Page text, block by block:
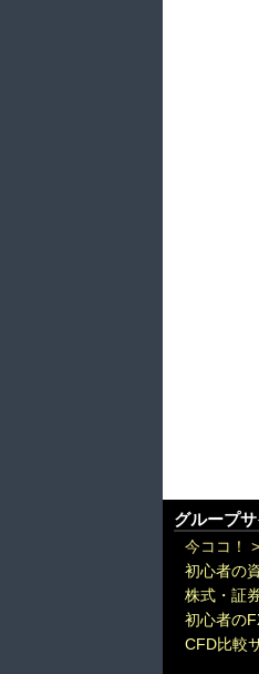
グループサ
今ココ！
初心者の
株式・証
初心者の
CFD比較